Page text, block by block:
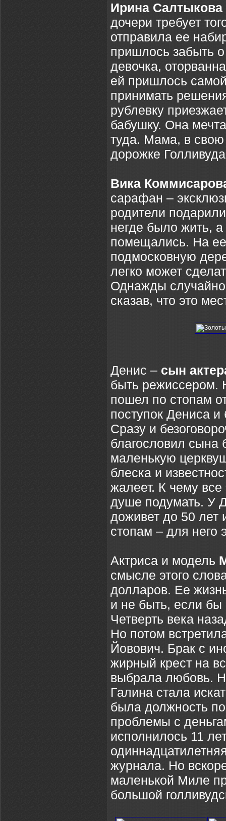
Ирина Салтыкова
дочери требует
отправила ее
пришлось забыть
девочка,
ей пришлось самой
принимать
рублевку
бабушку. Она
туда. Мама, в свою
дорожке
Вика
сарафан –
родители
негде было жить,
помещались. На
подмосковную
легко может
Однажды
сказав, что это
Денис – сын
быть режиссером.
пошел по стопам
поступок Дениса
Сразу и
благословил сына
маленькую
блеска и
жалеет. К чему
душе подумать. У
доживет до 50 лет
стопам – для него
Актриса и модель
смысле этого
долларов. Ее
и не быть, если
Четверть века
Но потом
Йовович. Брак с
жирный крест на
выбрала любовь.
Галина стала
была должность
проблемы с
исполнилось 11
журнала. Но
маленькой Миле
большой